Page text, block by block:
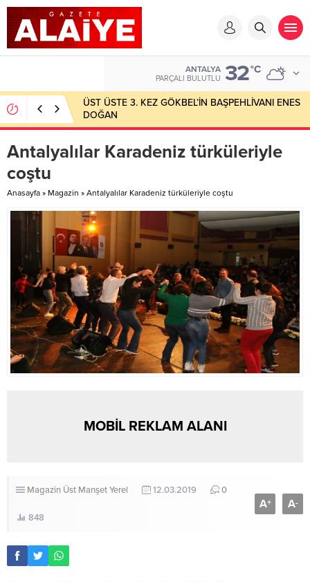
ANTALYA
PARÇALI BULUTLU 32°C
ÜST ÜSTE 3. KEZ GÖKBEL’İN BAŞPEHLİVANI ENES
DOĞAN
Antalyalılar Karadeniz türküleriyle
coştu
Anasayfa » Magazin » Antalyalılar Karadeniz türküleriyle coştu
MOBİL REKLAM ALANI
Magazin Üst ManşetYerel 12.03.2019 0
848
A+ A-